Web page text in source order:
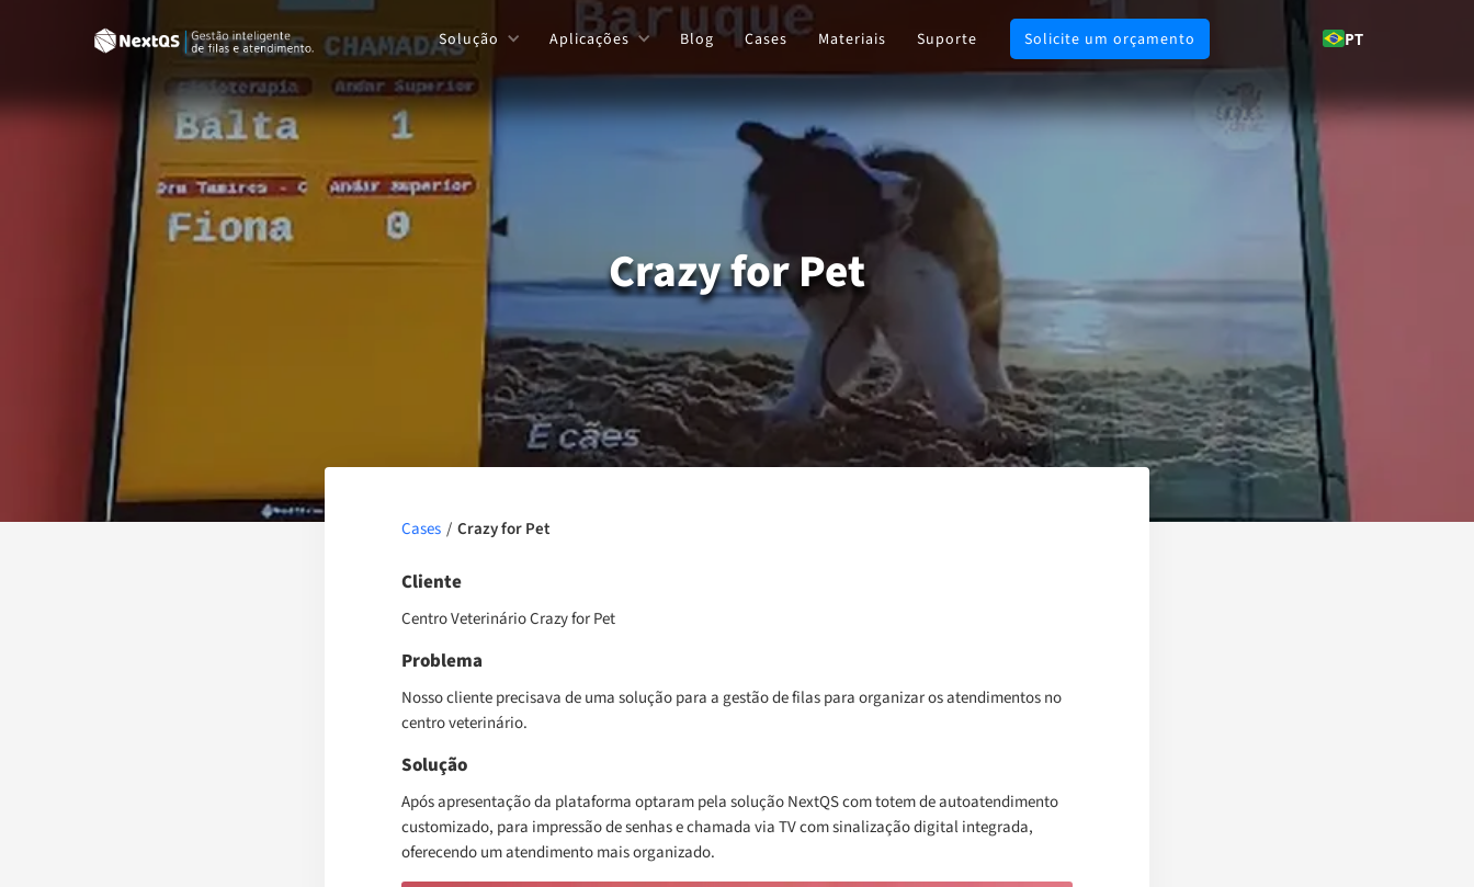
Solução Aplicações Blog Cases Materiais Suporte Solicite um orçamento PT
Crazy for Pet
Cases / Crazy for Pet
Cliente
Centro Veterinário Crazy for Pet
Problema
Nosso cliente precisava de uma solução para a gestão de filas para organizar os atendimentos no
centro veterinário.
Solução
Após apresentação da plataforma optaram pela solução NextQS com totem de autoatendimento
customizado, para impressão de senhas e chamada via TV com sinalização digital integrada,
oferecendo um atendimento mais organizado.